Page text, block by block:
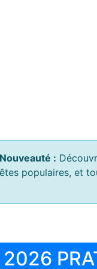
Nouveauté :
populaires, et